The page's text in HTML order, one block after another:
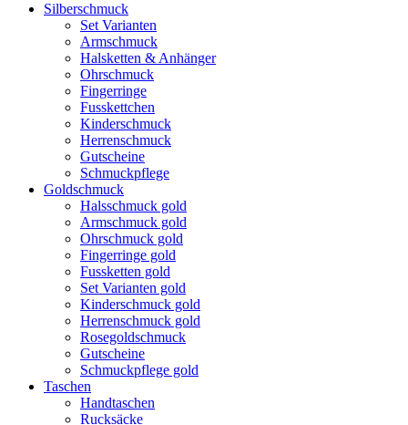
Silberschmuck
Set Varianten
Armschmuck
Halsketten & Anhänger
Ohrschmuck
Fingerringe
Fusskettchen
Kinderschmuck
Herrenschmuck
Gutscheine
Schmuckpflege
Goldschmuck
Halsschmuck gold
Armschmuck gold
Ohrschmuck gold
Fingerringe gold
Fussketten gold
Set Varianten gold
Kinderschmuck gold
Herrenschmuck gold
Rosegoldschmuck
Gutscheine
Schmuckpflege gold
Taschen
Handtaschen
Rucksäcke